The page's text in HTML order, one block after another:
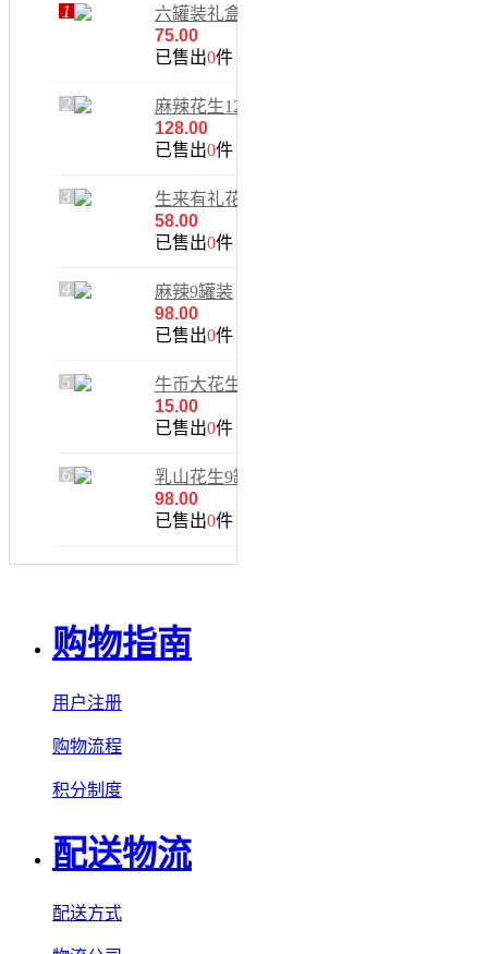
1
六罐装礼盒
75.00
已售出0件
2
麻辣花生12罐
装
128.00
已售出0件
3
生来有礼花生
礼盒
58.00
已售出0件
4
麻辣9罐装
98.00
已售出0件
5
牛币大花生
15.00
已售出0件
6
乳山花生9罐装
98.00
已售出0件
购物指南
用户注册
购物流程
积分制度
配送物流
配送方式